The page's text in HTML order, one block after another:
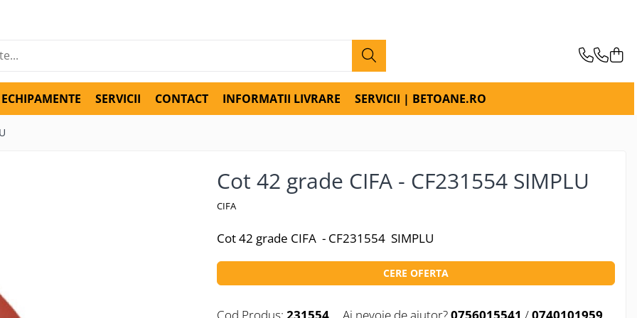
ECHIPAMENTE SERVICII CONTACT INFORMATII LIVRARE SERVICII | BETOANE.RO
Cot 42 grade CIFA - CF231554 SIMPLU
CIFA
Cot 42 grade CIFA - CF231554 SIMPLU
CERE OFERTA